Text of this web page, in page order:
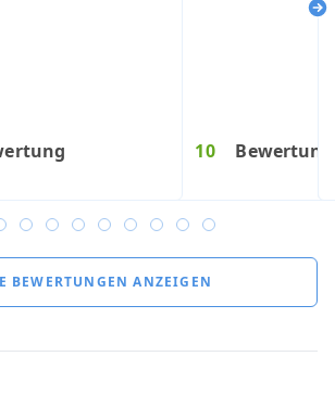
10
10 Bewertung
Bewertung
10 Bewertung
BEWERTUNGEN ANZEIGEN